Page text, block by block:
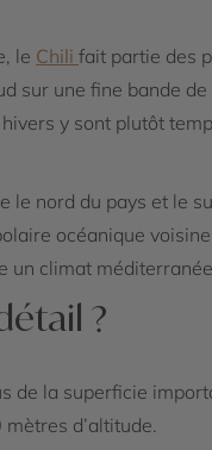
le Chili fait partie des
sur une fine bande
y sont plutôt
nord du pays et le
océanique
un climat
?
de la superficie
d’altitude.